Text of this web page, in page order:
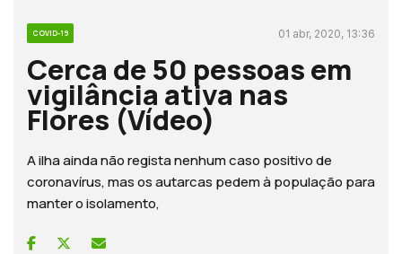
COVID-19 01 abr, 2020, 13:36
Cerca de 50 pessoas em
vigilância ativa nas
Flores (Vídeo)
A ilha ainda não regista nenhum caso positivo de
coronavírus, mas os autarcas pedem à população para
manter o isolamento,